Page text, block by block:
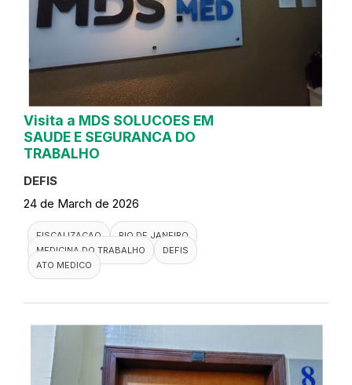
Visita a MDS SOLUCOES EM
SAUDE E SEGURANCA DO
TRABALHO
DEFIS
24 de March de 2026
FISCALIZACAO
RIO DE JANEIRO
MEDICINA DO TRABALHO
DEFIS
ATO MEDICO